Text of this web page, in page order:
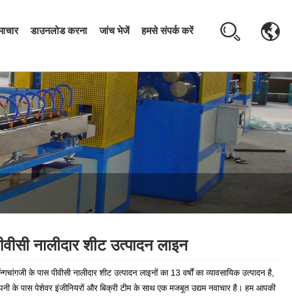
डाउनलोड करना जांच भेजें हमसे संपर्क करें
नालीदार शीट उत्पादन लाइन
के पास पीवीसी नालीदार शीट उत्पादन लाइनों का 13 वर्षों का व्यावसायिक उत्पादन है,
के पास पेशेवर इंजीनियरों और बिक्री टीम के साथ एक मजबूत उद्यम नवाचार है। हम आपकी